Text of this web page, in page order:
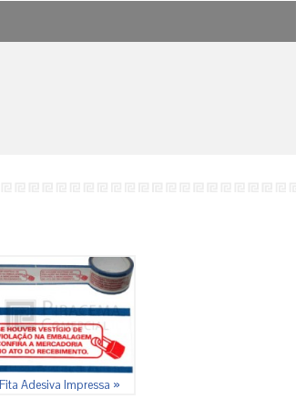
Fita Adesiva Impressa »